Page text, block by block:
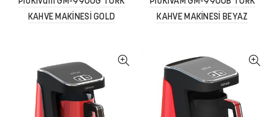
KAHVE MAKİNESİ GOLD
KAHVE MAKİNESİ BEYAZ